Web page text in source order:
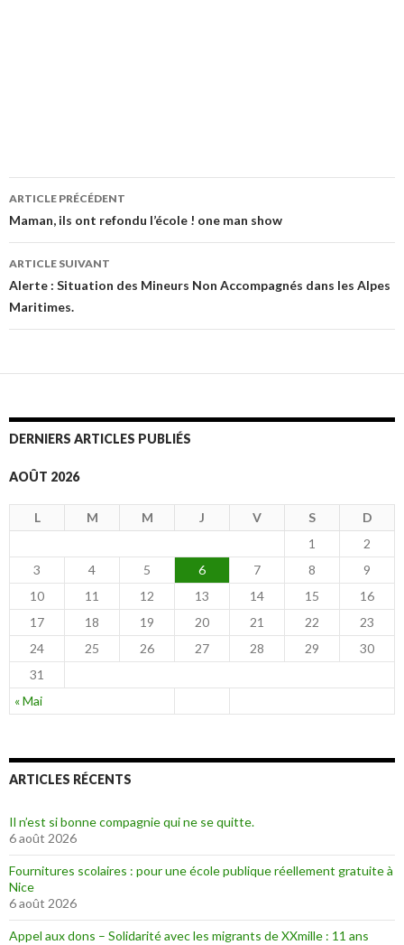
Navigation
des
articles
ARTICLE PRÉCÉDENT
Maman, ils ont refondu l’école ! one man show
ARTICLE SUIVANT
Alerte : Situation des Mineurs Non Accompagnés dans les Alpes
Maritimes.
DERNIERS ARTICLES PUBLIÉS
AOÛT 2026
L M M J V S D
« Mai
1
2
3
4 5 6 7 8
9
10
11 12 13 14 15
16
17
18 19 20 21 22
23
24
25 26 27 28 29
30
31
ARTICLES RÉCENTS
Il n’est si bonne compagnie qui ne se quitte.
6 août 2026
Fournitures scolaires : pour une école publique réellement gratuite à
Nice
6 août 2026
Appel aux dons – Solidarité avec les migrants de XXmille : 11 ans